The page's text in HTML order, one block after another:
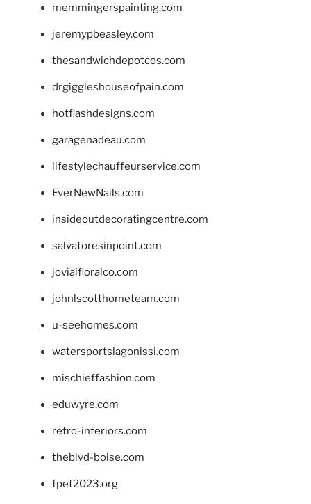
memmingerspainting.com
jeremypbeasley.com
thesandwichdepotcos.com
drgiggleshouseofpain.com
hotflashdesigns.com
garagenadeau.com
lifestylechauffeurservice.com
EverNewNails.com
insideoutdecoratingcentre.com
salvatoresinpoint.com
jovialfloralco.com
johnlscotthometeam.com
u-seehomes.com
watersportslagonissi.com
mischieffashion.com
eduwyre.com
retro-interiors.com
theblvd-boise.com
fpet2023.org